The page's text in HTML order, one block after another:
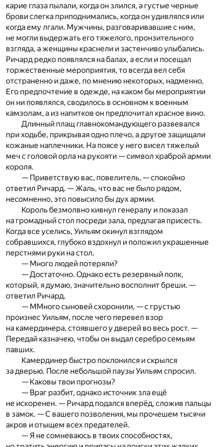
карие глаза пылали, когда он злился, а густые черные
брови слегка приподнимались, когда он удивлялся или
когда ему лгали. Мужчины, разговаривавшие с ним,
не могли выдержать его тяжелого, пронзительного
взгляда, а женщины краснели и застенчиво улыбались.
Ричард редко появлялся на балах, а если и посещал
торжественные мероприятия, то всегда вел себя
отстраненно и даже, по мнению некоторых, надменно.
Его предпочтение в одежде, на каком бы мероприятии
он ни появлялся, сводилось в основном к военным
камзолам, а из напитков он предпочитал красное вино.
Длинный плащ главнокомандующего развевался
при ходьбе, прикрывая одно плечо, а другое защищали
кожаные наплечники. На поясе у него висел тяжелый
меч с головой орла на рукояти — символ храброй армии
короля.
— Приветствую вас, повелитель, — спокойно
ответил Ричард. — Жаль, что вас не было рядом,
несомненно, это повысило бы дух армии.
Король безмолвно кивнул генералу и показал
на громадный стол посреди зала, предлагая присесть.
Когда все уселись, Уильям окинул взглядом
собравшихся, глубоко вздохнул и положил украшенные
перстнями руки на стол.
— Много людей потеряли?
— Достаточно. Однако есть резервный полк,
который, я думаю, значительно восполнит бреши. —
ответил Ричард.
— ММного сыновей схоронили, — с грустью
произнес Уильям, после чего перевел взор
на камердинера, стоявшего у дверей во весь рост. —
Передай казначею, чтобы он выдал серебро семьям
павших.
Камердинер быстро поклонился и скрылся
за дверью. После небольшой паузы Уильям спросил.
— Каковы твои прогнозы?
— Враг разбит, однако источник зла ещё
не искоренен. — Ричард подался вперёд, сложив пальцы
в замок. — С вашего позволения, мы прочешем тысячи
акров и отыщем всех предателей.
— Я не сомневаюсь в твоих способностях,